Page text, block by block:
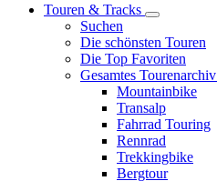
Touren & Tracks
Suchen
Die schönsten Touren
Die Top Favoriten
Gesamtes Tourenarchiv
Mountainbike
Transalp
Fahrrad Touring
Rennrad
Trekkingbike
Bergtour